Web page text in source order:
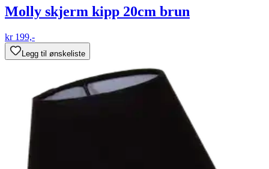
Molly skjerm kipp 20cm brun
kr 199,-
Legg til ønskeliste